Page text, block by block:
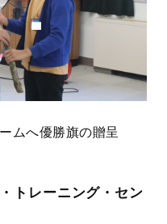
ムへ優勝旗の贈呈
トレーニング・セン